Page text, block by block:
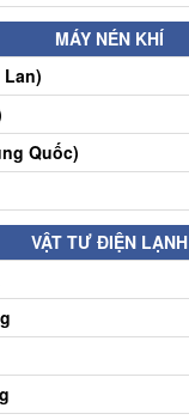
MÁY NÉN KHÍ
Quốc)
VẬT TƯ ĐIỆN LẠNH